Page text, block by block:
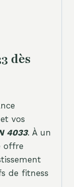
dès
vos
4033. À un
offre
de fitness